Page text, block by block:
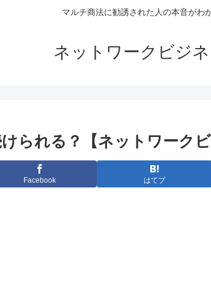
マルチ商法に勧誘された人の本音がわ
ネットワークビジ
られる？【ネットワークビ
Facebook はてブ